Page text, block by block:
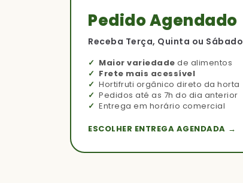
Pedido Agendado
Receba Terça, Quinta ou Sábado
Maior variedade de alimentos
Frete mais acessível
Hortifruti orgânico direto da horta
Pedidos até as 7h do dia anterior
Entrega em horário comercial
ESCOLHER ENTREGA AGENDADA →